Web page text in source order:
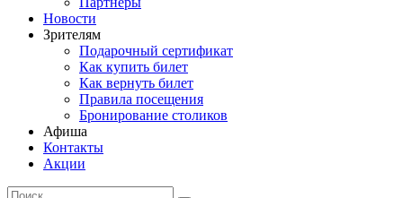
Новости
Зрителям
Подарочный сертификат
Как купить билет
Как вернуть билет
Правила посещения
Бронирование столиков
Афиша
Контакты
Акции